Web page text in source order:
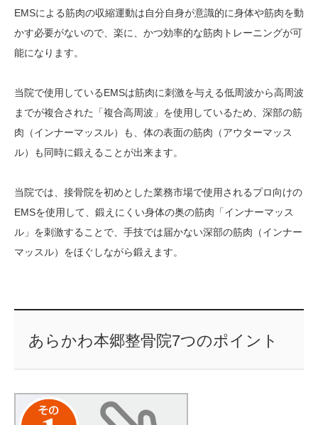
EMSによる筋肉の収縮運動は自分自身が意識的に身体や筋肉を動
かす必要がないので、楽に、かつ効率的な筋肉トレーニングが可
能になります。
当院で使用しているEMSは筋肉に刺激を与える低周波から高周波
までが複合された「複合高周波」を使用しているため、深部の筋
肉（インナーマッスル）も、体の表面の筋肉（アウターマッス
ル）も同時に鍛えることが出来ます。
当院では、接骨院を初めとした業務市場で使用されるプロ向けの
EMSを使用して、鍛えにくい身体の奥の筋肉「インナーマッス
ル」を刺激することで、手技では届かない深部の筋肉（インナー
マッスル）をほぐしながら鍛えます。
あらかわ本郷整骨院7つのポイント